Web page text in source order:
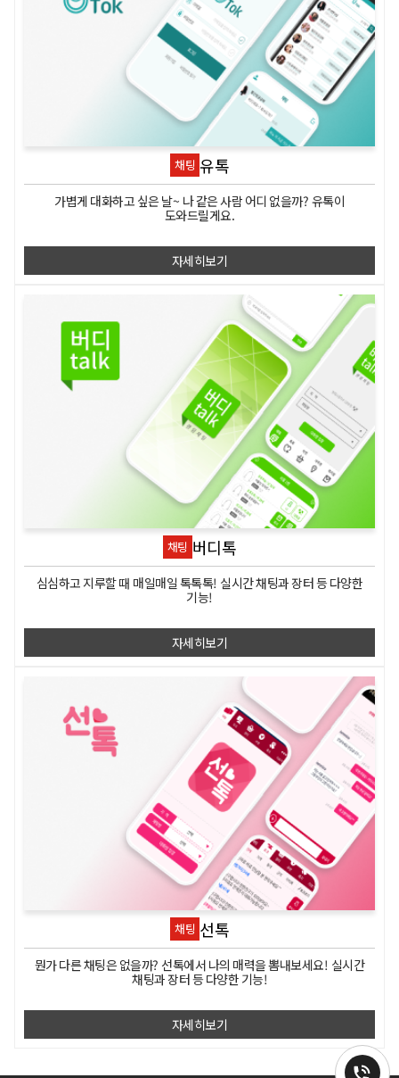
채팅 유톡
가볍게 대화하고 싶은 날~ 나 같은 사람 어디 없을까? 유톡이
도와드릴게요.
자세히보기
채팅 버디톡
심심하고 지루할 때 매일매일 톡톡톡! 실시간 채팅과 장터 등 다양한
기능!
자세히보기
채팅 선톡
뭔가 다른 채팅은 없을까? 선톡에서 나의 매력을 뽐내보세요! 실시간
채팅과 장터 등 다양한 기능!
자세히보기